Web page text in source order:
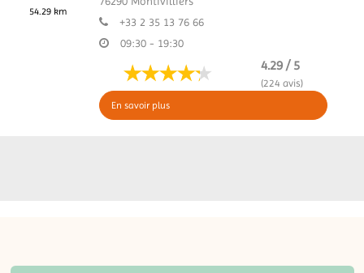
54.29 km
+33 2 35 13 76 66
09:30 - 19:30
4.29 / 5
(224 avis)
En savoir plus